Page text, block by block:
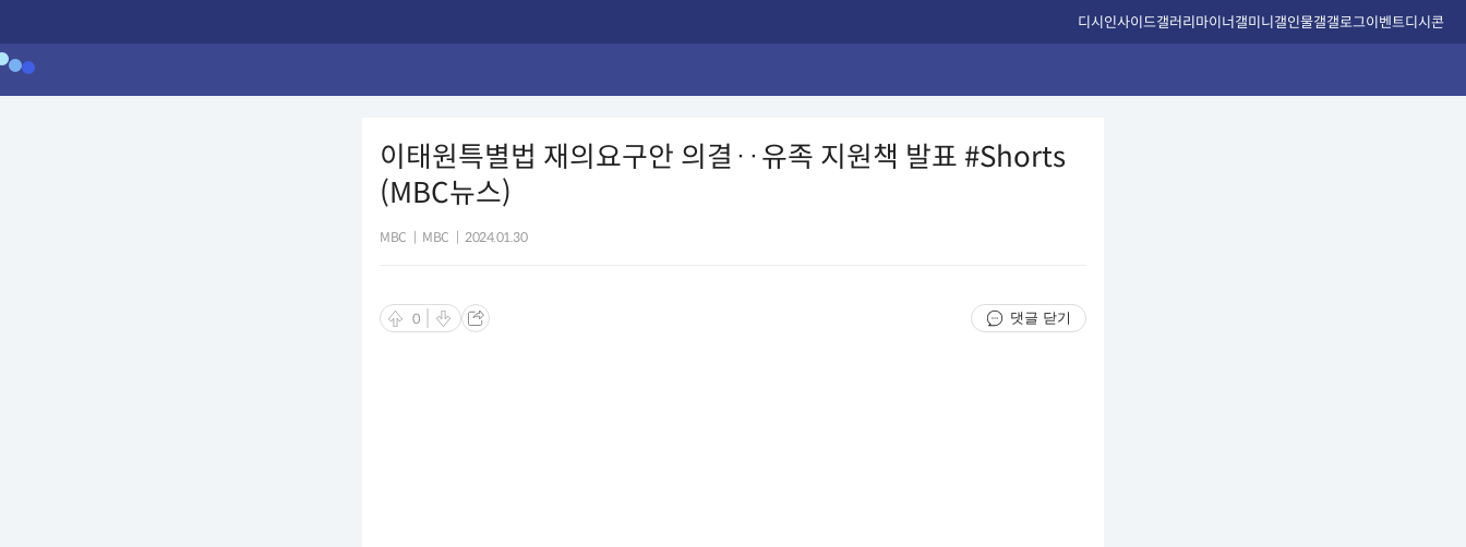
디시인사이드갤러리마이너갤미니갤인물갤갤로그이벤트디시콘
이태원특별법 재의요구안 의결‥유족 지원책 발표 #Shorts
(MBC뉴스)
MBC MBC 2024.01.30
0 댓글 닫기